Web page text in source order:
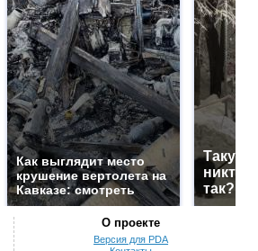
Как выглядит место
крушение вертолета на
Кавказе: смотреть
Такую
никто
так?!
О проекте
Версия для PDA